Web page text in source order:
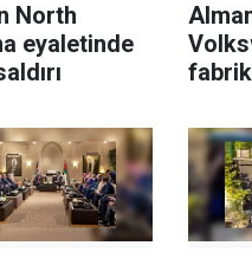
North
eyaletinde
tepki